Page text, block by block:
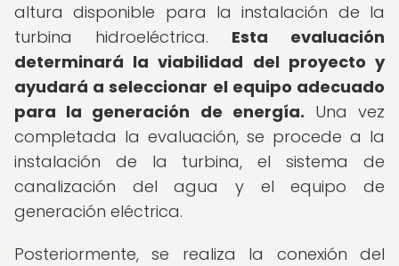
altura disponible para la instalación de la
turbina hidroeléctrica. Esta evaluación
determinará la viabilidad del proyecto y
ayudará a seleccionar el equipo adecuado
para la generación de energía. Una vez
completada la evaluación, se procede a la
instalación de la turbina, el sistema de
canalización del agua y el equipo de
generación eléctrica.
Posteriormente, se realiza la conexión del